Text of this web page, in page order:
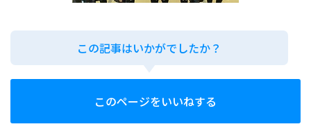
この記事はいかがでしたか？
このページをいいねする